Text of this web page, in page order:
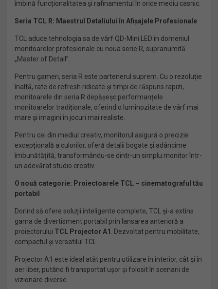
îmbină funcționalitatea și rafinamentul în orice mediu casnic.
Seria TCL R: Maestrul Detaliului în Afișajele Profesionale
TCL aduce tehnologia sa de vârf QD-Mini LED în domeniul
monitoarelor profesionale cu noua serie R, supranumită
„Master of Detail”.
Pentru gameri, seria R este partenerul suprem. Cu o rezoluție
înaltă, rate de refresh ridicate și timpi de răspuns rapizi,
monitoarele din seria R depășeșc performanțele
monitoarelor tradiționale, oferind o luminozitate de vârf mai
mare și imagini în jocuri mai realiste.
Pentru cei din mediul creativ, monitorul asigură o precizie
excepțională a culorilor, oferă detalii bogate și adâncime
îmbunătățită, transformându-se dintr-un simplu monitor într-
un adevărat studio creativ.
O nouă categorie: Proiectoarele TCL – cinematograful tău
portabil
Dorind să ofere soluții inteligente complete, TCL și-a extins
gama de divertisment portabil prin lansarea anterioră a
proiectorului TCL Projector A1
. Dezvoltat pentru mobilitate,
compactul și versatilul TCL
Projector A1 este ideal atât pentru utilizare în interior, cât și în
aer liber, putând fi transportat ușor și folosit în scenarii de
vizionare diverse.